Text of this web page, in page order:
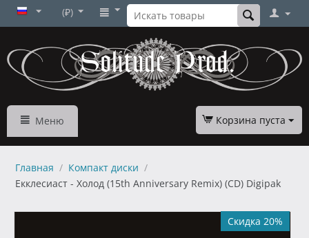
(₽)
Меню Корзина пуста
Главная / Компакт диски /
Екклесиаст - Холод (15th Anniversary Remix) (CD) Digipak
Скидка 20%